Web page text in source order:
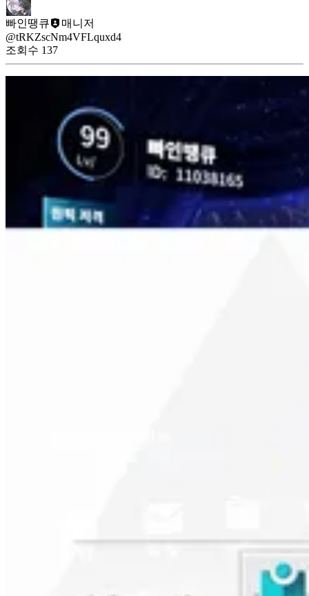
빠인땡큐
매니저
@tRKZscNm4VFLquxd4
조회수 137